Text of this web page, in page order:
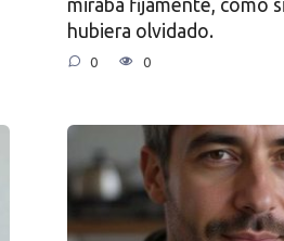
miraba fijamente, como
hubiera olvidado.
0 0